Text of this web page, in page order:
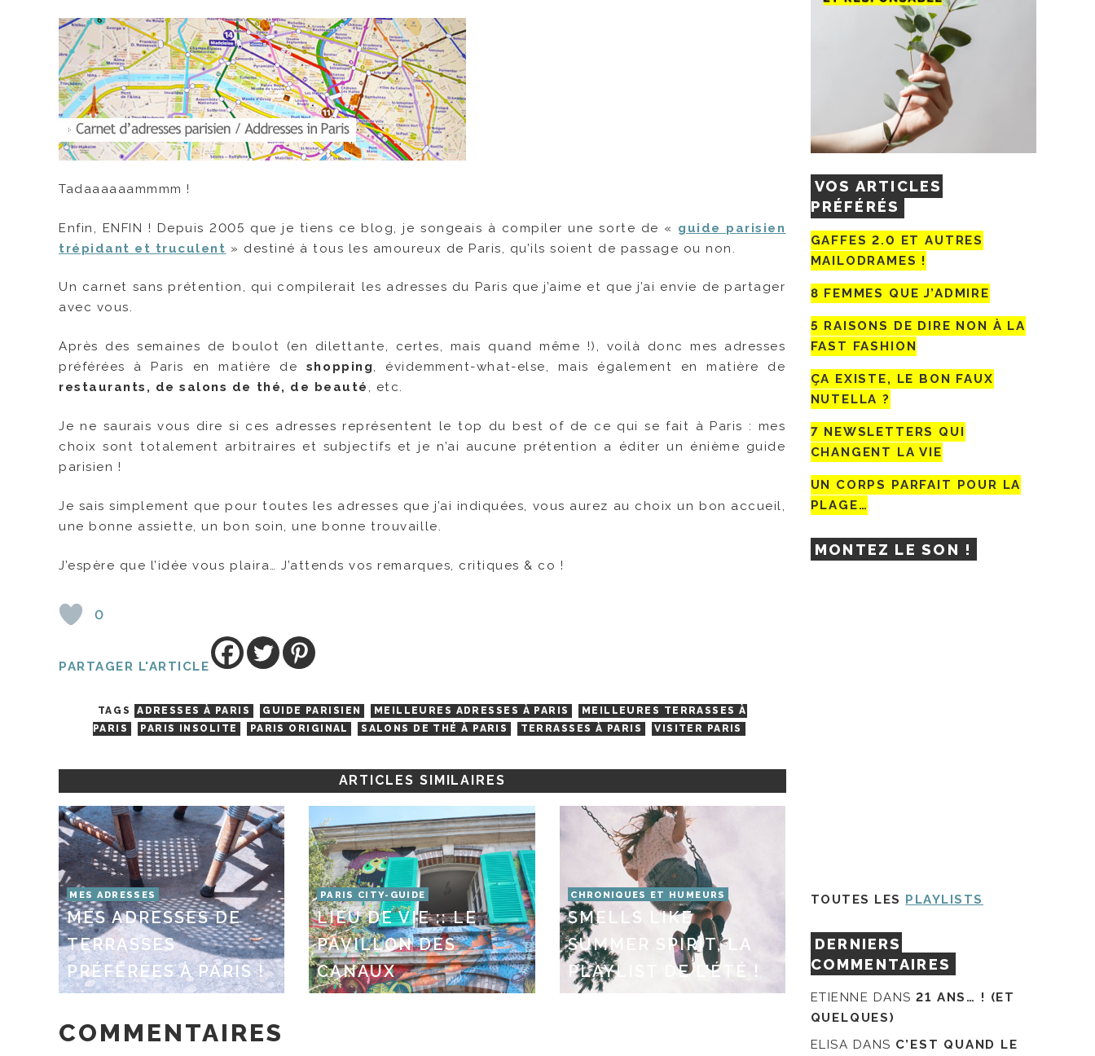
Tadaaaaaammmm !
Enfin, ENFIN ! Depuis 2005 que je tiens ce blog, je songeais à compiler une sorte de « guide parisien
trépidant et truculent » destiné à tous les amoureux de Paris, qu’ils soient de passage ou non.
Un carnet sans prétention, qui compilerait les adresses du Paris que j’aime et que j’ai envie de partager
avec vous.
Après des semaines de boulot (en dilettante, certes, mais quand même !), voilà donc mes adresses
préférées à Paris en matière de shopping, évidemment-what-else, mais également en matière de
restaurants, de salons de thé, de beauté , etc.
Je ne saurais vous dire si ces adresses représentent le top du best of de ce qui se fait à Paris : mes
choix sont totalement arbitraires et subjectifs et je n’ai aucune prétention a éditer un énième guide
parisien !
Je sais simplement que pour toutes les adresses que j’ai indiquées, vous aurez au choix un bon accueil,
une bonne assiette, un bon soin, une bonne trouvaille.
J’espère que l’idée vous plaira… J’attends vos remarques, critiques & co !
0
PARTAGER L'ARTICLE
TAGS ADRESSES À PARIS GUIDE PARISIEN MEILLEURES ADRESSES À PARIS
MEILLEURES TERRASSES À
PARIS
PARIS INSOLITE PARIS ORIGINAL SALONS DE THÉ À PARIS TERRASSES À PARIS VISITER PARIS
ARTICLES SIMILAIRES
MES ADRESSES
MES ADRESSES DE
TERRASSES
PRÉFÉRÉES À PARIS !
PARIS CITY-GUIDE
LIEU DE VIE :: LE
PAVILLON DES
CANAUX
CHRONIQUES ET HUMEURS
SMELLS LIKE
SUMMER SPIRIT, LA
PLAYLIST DE L’ÉTÉ !
COMMENTAIRES
VOS ARTICLES
PRÉFÉRÉS
GAFFES 2.0 ET AUTRES
MAILODRAMES !
8 FEMMES QUE J’ADMIRE
5 RAISONS DE DIRE NON À LA
FAST FASHION
ÇA EXISTE, LE BON FAUX
NUTELLA ?
7 NEWSLETTERS QUI
CHANGENT LA VIE
UN CORPS PARFAIT POUR LA
PLAGE…
MONTEZ LE SON !
TOUTES LES PLAYLISTS
DERNIERS
COMMENTAIRES
ETIENNE DANS21 ANS… ! (ET
QUELQUES)
ELISA DANS C’EST QUAND LE